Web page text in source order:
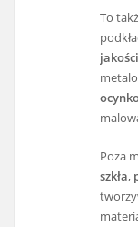
To
Poza
szkła,